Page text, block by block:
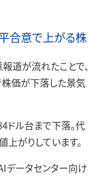
合意で上がる株
道が流れたことで、
価が下落した景気
ル台まで下落。代
がりしています。
データセンター向け